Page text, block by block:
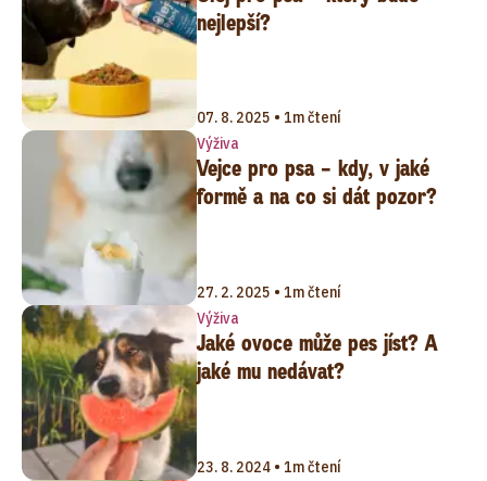
nejlepší?
07. 8. 2025 • 1m čtení
Výživa
Vejce pro psa – kdy, v jaké
formě a na co si dát pozor?
27. 2. 2025 • 1m čtení
Výživa
Jaké ovoce může pes jíst? A
jaké mu nedávat?
23. 8. 2024 • 1m čtení